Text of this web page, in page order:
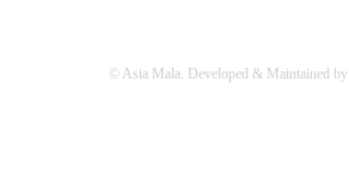
© Asia Mala. Developed & Maintained by